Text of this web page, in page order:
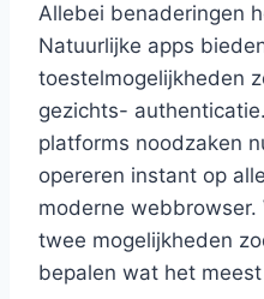
Allebei benaderingen
Natuurlijke apps
toestelmogelijkheden
gezichts-
platforms noodzaken
opereren instant op
moderne
twee mogelijkheden
bepalen wat het